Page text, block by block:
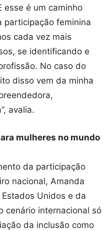
esse é um caminho
participação feminina
cada vez mais
se identificando e
No caso do
disso vem da minha
avalia.
mulheres no mundo
da participação
nacional, Amanda
Unidos e da
cenário internacional só
da inclusão como